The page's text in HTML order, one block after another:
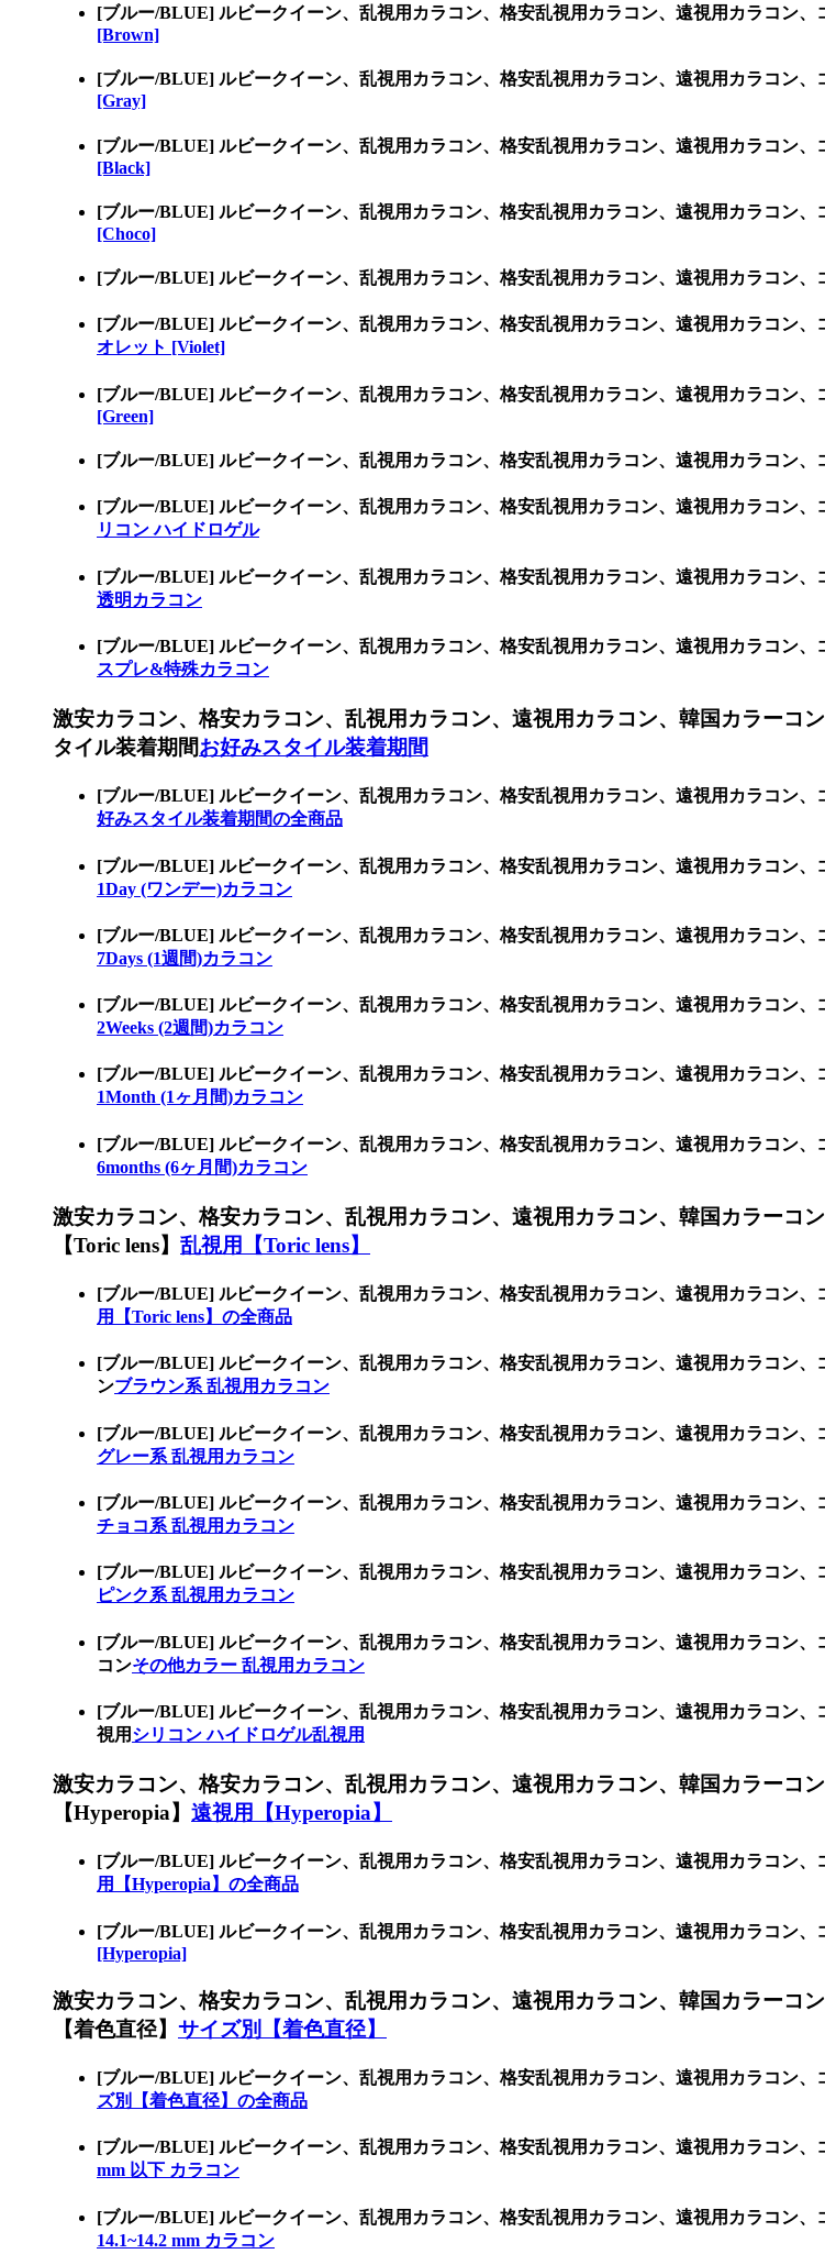
[ブルー/BLUE] ルビークイーン、乱視用カラコン、格安乱視用カラコン、遠視用カラコン
[Brown]
[ブルー/BLUE] ルビークイーン、乱視用カラコン、格安乱視用カラコン、遠視用カラコン
[Gray]
[ブルー/BLUE] ルビークイーン、乱視用カラコン、格安乱視用カラコン、遠視用カラコン
[Black]
[ブルー/BLUE] ルビークイーン、乱視用カラコン、格安乱視用カラコン、遠視用カラコン
[Choco]
[ブルー/BLUE] ルビークイーン、乱視用カラコン、格安乱視用カラコン、遠視用カラコン
[ブルー/BLUE] ルビークイーン、乱視用カラコン、格安乱視用カラコン、遠視用カラコン
オレット [Violet]
[ブルー/BLUE] ルビークイーン、乱視用カラコン、格安乱視用カラコン、遠視用カラコン
[Green]
[ブルー/BLUE] ルビークイーン、乱視用カラコン、格安乱視用カラコン、遠視用カラコン
[ブルー/BLUE] ルビークイーン、乱視用カラコン、格安乱視用カラコン、遠視用カラコン
リコン ハイドロゲル
[ブルー/BLUE] ルビークイーン、乱視用カラコン、格安乱視用カラコン、遠視用カラコン
透明カラコン
[ブルー/BLUE] ルビークイーン、乱視用カラコン、格安乱視用カラコン、遠視用カラコン
スプレ&特殊カラコン
激安カラコン、格安カラコン、乱視用カラコン、遠視用カラコン、韓国カラーコ
タイル装着期間お好みスタイル装着期間
[ブルー/BLUE] ルビークイーン、乱視用カラコン、格安乱視用カラコン、遠視用カラコン
好みスタイル装着期間の全商品
[ブルー/BLUE] ルビークイーン、乱視用カラコン、格安乱視用カラコン、遠視用カラコン
1Day (ワンデー)カラコン
[ブルー/BLUE] ルビークイーン、乱視用カラコン、格安乱視用カラコン、遠視用カラコン
7Days (1週間)カラコン
[ブルー/BLUE] ルビークイーン、乱視用カラコン、格安乱視用カラコン、遠視用カラコン
2Weeks (2週間)カラコン
[ブルー/BLUE] ルビークイーン、乱視用カラコン、格安乱視用カラコン、遠視用カラコン
1Month (1ヶ月間)カラコン
[ブルー/BLUE] ルビークイーン、乱視用カラコン、格安乱視用カラコン、遠視用カラコン
6months (6ヶ月間)カラコン
激安カラコン、格安カラコン、乱視用カラコン、遠視用カラコン、韓国カラーコ
【Toric lens】 乱視用【Toric lens】
[ブルー/BLUE] ルビークイーン、乱視用カラコン、格安乱視用カラコン、遠視用カラコン
用【Toric lens】の全商品
[ブルー/BLUE] ルビークイーン、乱視用カラコン、格安乱視用カラコン、遠視用カラコン
ンブラウン系 乱視用カラコン
[ブルー/BLUE] ルビークイーン、乱視用カラコン、格安乱視用カラコン、遠視用カラコン
グレー系 乱視用カラコン
[ブルー/BLUE] ルビークイーン、乱視用カラコン、格安乱視用カラコン、遠視用カラコン
チョコ系 乱視用カラコン
[ブルー/BLUE] ルビークイーン、乱視用カラコン、格安乱視用カラコン、遠視用カラコン
ピンク系 乱視用カラコン
[ブルー/BLUE] ルビークイーン、乱視用カラコン、格安乱視用カラコン、遠視用カラコン
コンその他カラー 乱視用カラコン
[ブルー/BLUE] ルビークイーン、乱視用カラコン、格安乱視用カラコン、遠視用カラコン
視用 シリコン ハイドロゲル乱視用
激安カラコン、格安カラコン、乱視用カラコン、遠視用カラコン、韓国カラーコ
【Hyperopia】 遠視用【Hyperopia】
[ブルー/BLUE] ルビークイーン、乱視用カラコン、格安乱視用カラコン、遠視用カラコン
用【Hyperopia】の全商品
[ブルー/BLUE] ルビークイーン、乱視用カラコン、格安乱視用カラコン、遠視用カラコン
[Hyperopia]
激安カラコン、格安カラコン、乱視用カラコン、遠視用カラコン、韓国カラーコ
【着色直径】 サイズ別【着色直径】
[ブルー/BLUE] ルビークイーン、乱視用カラコン、格安乱視用カラコン、遠視用カラコン
ズ別【着色直径】の全商品
[ブルー/BLUE] ルビークイーン、乱視用カラコン、格安乱視用カラコン、遠視用カラコン
mm 以下 カラコン
[ブルー/BLUE] ルビークイーン、乱視用カラコン、格安乱視用カラコン、遠視用カラコン
14.1~14.2 mm カラコン